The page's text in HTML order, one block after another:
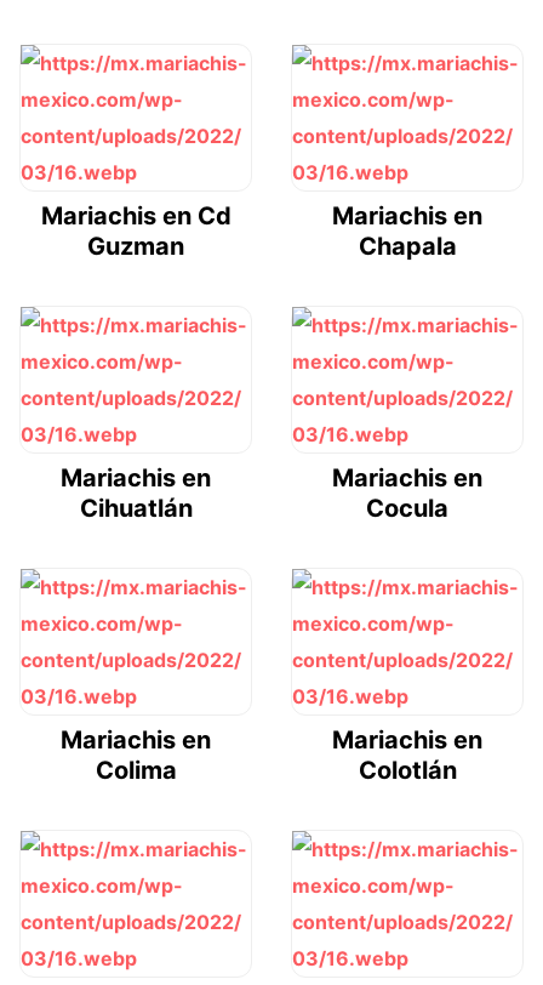
Mariachis en Cd
Guzman
Mariachis en
Chapala
Mariachis en
Cihuatlán
Mariachis en
Cocula
Mariachis en
Colima
Mariachis en
Colotlán